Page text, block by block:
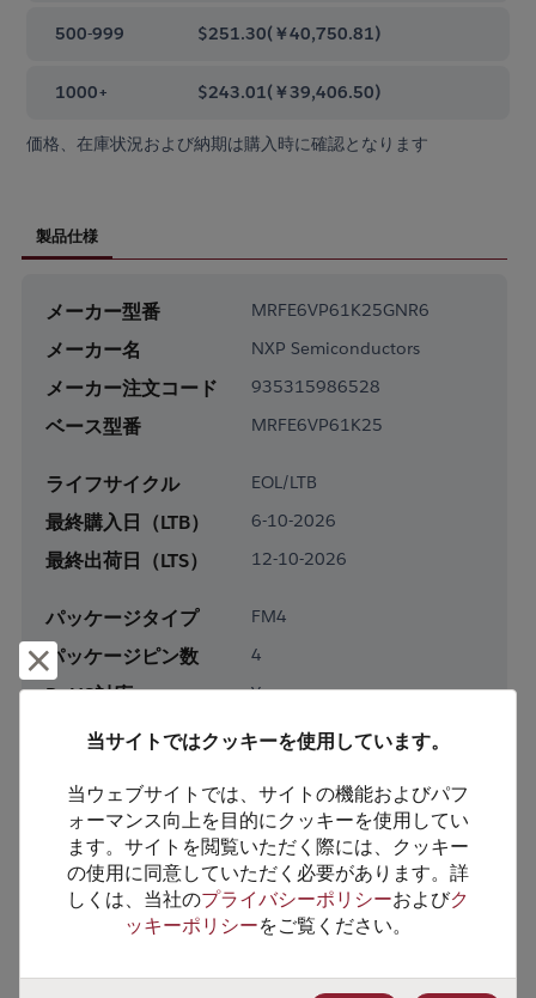
500-999 $251.30(￥40,750.81)
1000+ $243.01(￥39,406.50)
価格、在庫状況および納期は購入時に確認となります
製品仕様
メーカー型番 MRFE6VP61K25GNR6
メーカー名 NXP Semiconductors
メーカー注文コード 935315986528
ベース型番 MRFE6VP61K25
ライフサイクル EOL/LTB
最終購入日（LTB） 6-10-2026
最終出荷日（LTS） 12-10-2026
パッケージタイプ FM4
パッケージピン数 4
RoHS対応 Yes
鉛フリー Yes
梱包数 150
製品カテゴリー Discretes
製品サブカテゴリー Transistor
RF Transistors
却下して閉じる
当サイトではクッキーを使用しています。
当ウェブサイトでは、サイトの機能およびパフ
ォーマンス向上を目的にクッキーを使用してい
ます。サイトを閲覧いただく際には、クッキー
の使用に同意していただく必要があります。詳
しくは、当社のプライバシーポリシーおよびク
ッキーポリシーをご覧ください。